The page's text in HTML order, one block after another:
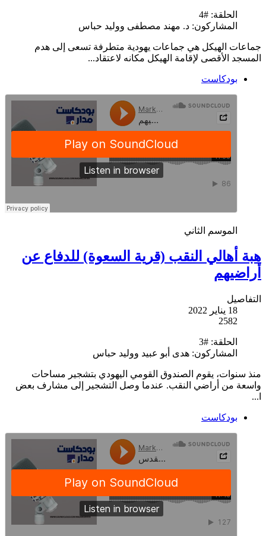
الحلقة: #4
المشاركون: د. مهند مصطفى ووليد حباس
جماعات الهيكل هي جماعات يهودية متطرفة تسعى إلى هدم
المسجد الأقصى لإقامة الهيكل مكانه لاعتقاد...
بودكاست
الموسم الثاني
هبة أهالي النقب (قرية السعوة) للدفاع عن
أراضيهم
التفاصيل
18 يناير 2022
2582
الحلقة: #3
المشاركون: هدى أبو عبيد ووليد حباس
منذ سنوات، يقوم الصندوق القومي اليهودي بتشجير مساحات
واسعة من أراضي النقب. عندما وصل التشجير إلى مشارف بعض
ا...
بودكاست